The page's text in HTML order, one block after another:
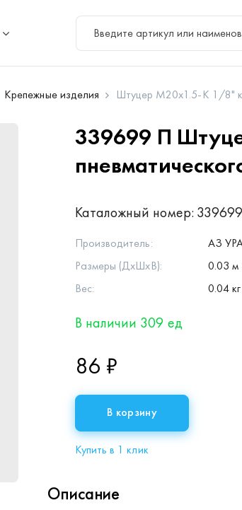
Крепежные изделия Штуцер М20х1.5-К 1/8"
339699 П
Каталожный номер:
Производитель:
АЗ
Размеры (ДхШхВ):
0.03 м
Вес:
0.04 кг
В наличии 309 ед
86 ₽
В корзину
Купить в 1 клик
Описание